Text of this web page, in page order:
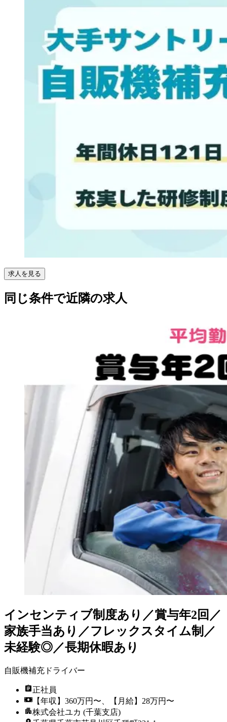
求人を見る
同じ条件で近隣の求人
インセンティブ制度あり／賞与年2回／
家族手当あり／フレックスタイム制／
未経験◎／長期休暇あり
自販機補充ドライバー
正社員
【年収】360万円〜、【月給】28万円〜
株式会社ユカ (千葉支店)